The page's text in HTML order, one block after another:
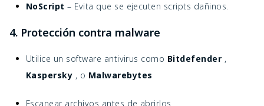
NoScript– Evita que se ejecuten scripts dañinos.
4. Protección contra malware
Utilice un software antivirus como Bitdefender ,
Kaspersky , o Malwarebytes
Escanear archivos antes de abrirlos